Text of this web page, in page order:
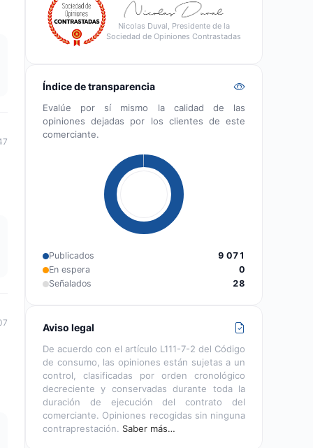
Nicolas Duval, Presidente de la
Sociedad de Opiniones Contrastadas
Índice de transparencia
Evalúe por sí mismo la calidad de las
opiniones dejadas por los clientes de este
comerciante.
Publicados
9 071
En espera
0
Señalados
28
Aviso legal
De acuerdo con el artículo L111-7-2 del Código
de consumo, las opiniones están sujetas a un
control, clasificadas por orden cronológico
decreciente y conservadas durante toda la
duración de ejecución del contrato del
comerciante. Opiniones recogidas sin ninguna
contraprestación. Saber más…